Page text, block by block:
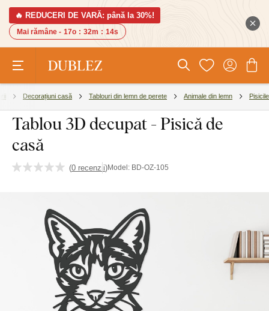
🔥 REDUCERI DE VARĂ: până la 30%!
Mai rămâne - 17o : 32m : 13s
Decorațiuni casă Tablouri din lemn de perete Animale din lemn Pisicile
Tablou 3D decupat - Pisică de
casă
(0 recenzii)Model: BD-OZ-105